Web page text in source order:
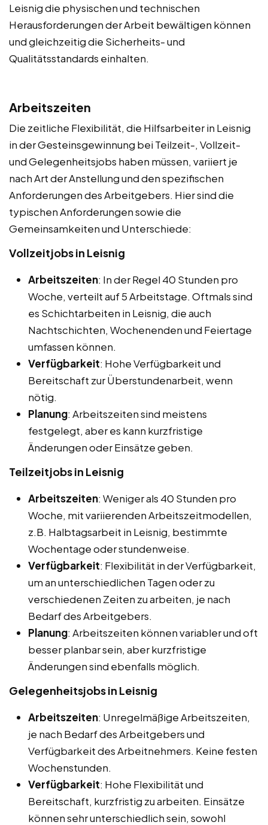
Leisnig die physischen und technischen
Herausforderungen der Arbeit bewältigen können
und gleichzeitig die Sicherheits- und
Qualitätsstandards einhalten.
Arbeitszeiten
Die zeitliche Flexibilität, die Hilfsarbeiter in Leisnig
in der Gesteinsgewinnung bei Teilzeit-, Vollzeit-
und Gelegenheitsjobs haben müssen, variiert je
nach Art der Anstellung und den spezifischen
Anforderungen des Arbeitgebers. Hier sind die
typischen Anforderungen sowie die
Gemeinsamkeiten und Unterschiede:
Vollzeitjobs in Leisnig
Arbeitszeiten: In der Regel 40 Stunden pro
Woche, verteilt auf 5 Arbeitstage. Oftmals sind
es Schichtarbeiten in Leisnig, die auch
Nachtschichten, Wochenenden und Feiertage
umfassen können.
Verfügbarkeit: Hohe Verfügbarkeit und
Bereitschaft zur Überstundenarbeit, wenn
nötig.
Planung: Arbeitszeiten sind meistens
festgelegt, aber es kann kurzfristige
Änderungen oder Einsätze geben.
Teilzeitjobs in Leisnig
Arbeitszeiten: Weniger als 40 Stunden pro
Woche, mit variierenden Arbeitszeitmodellen,
z.B. Halbtagsarbeit in Leisnig, bestimmte
Wochentage oder stundenweise.
Verfügbarkeit: Flexibilität in der Verfügbarkeit,
um an unterschiedlichen Tagen oder zu
verschiedenen Zeiten zu arbeiten, je nach
Bedarf des Arbeitgebers.
Planung: Arbeitszeiten können variabler und oft
besser planbar sein, aber kurzfristige
Änderungen sind ebenfalls möglich.
Gelegenheitsjobs in Leisnig
Arbeitszeiten: Unregelmäßige Arbeitszeiten,
je nach Bedarf des Arbeitgebers und
Verfügbarkeit des Arbeitnehmers. Keine festen
Wochenstunden.
Verfügbarkeit: Hohe Flexibilität und
Bereitschaft, kurzfristig zu arbeiten. Einsätze
können sehr unterschiedlich sein, sowohl